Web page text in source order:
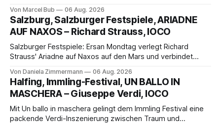
eine bildgewaltige Inszenierung, Maxime Pascal entfaltet
die komplexe Partitur eindrucksvoll, Philippe Sly berührt als
Franziskus.
Von Marcel Bub 06 Aug. 2026
Salzburg, Salzburger Festspiele, ARIADNE
AUF NAXOS – Richard Strauss, IOCO
Salzburger Festspiele: Ersan Mondtag verlegt Richard
Strauss' Ariadne auf Naxos auf den Mars und verbindet
Aufführung mit starken Solisten und den Wiener
Philharmonikern, szenisch bleibt der zweite Akt jedoch
hinter den Erwartungen zurück.
Von Daniela Zimmermann 06 Aug. 2026
Halfing, Immling-Festival, UN BALLO IN
MASCHERA – Giuseppe Verdi, IOCO
Mit Un ballo in maschera gelingt dem Immling Festival eine
packende Verdi-Inszenierung zwischen Traum und